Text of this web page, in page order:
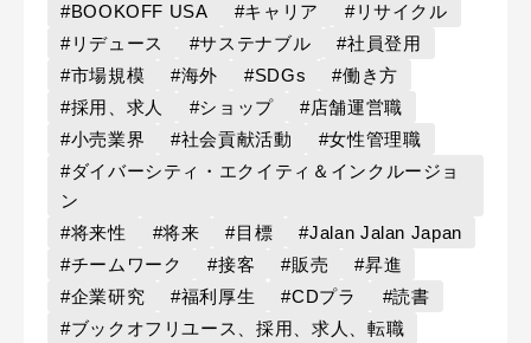
#BOOKOFF USA
#キャリア
#リサイクル
#リデュース
#サステナブル
#社員登用
#市場規模
#海外 #SDGs
#働き方
#採用、求人
#ショップ
#店舗運営職
#小売業界
#社会貢献活動
#女性管理職
#ダイバーシティ・エクイティ＆インクルージョ
ン
#将来性
#将来 #目標
#Jalan Jalan Japan
#チームワーク
#接客 #販売
#昇進
#企業研究
#福利厚生 #CDプラ
#読書
#ブックオフリユース、採用、求人、転職